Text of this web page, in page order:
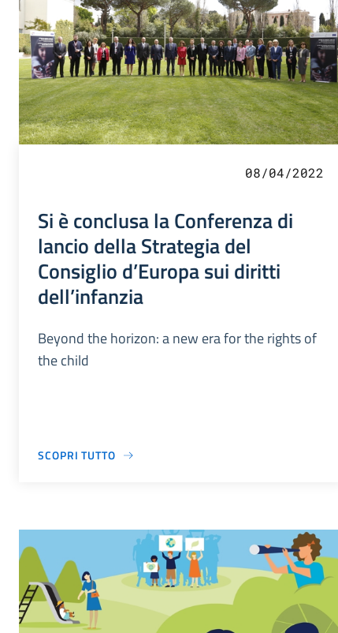
08/04/2022
Si è conclusa la Conferenza di
lancio della Strategia del
Consiglio d’Europa sui diritti
dell’infanzia
Beyond the horizon: a new era for the rights of
the child
SCOPRI TUTTO